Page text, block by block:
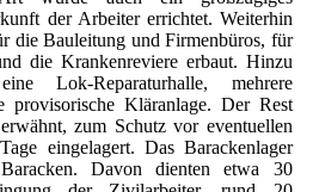
der Arbeiter errichtet. Weiterhin
die Bauleitung und Firmenbüros, für
die Krankenreviere erbaut. Hinzu
Lok-Reparaturhalle, mehrere
provisorische Kläranlage. Der Rest
zum Schutz vor eventuellen
eingelagert. Das Barackenlager
Davon dienten etwa 30